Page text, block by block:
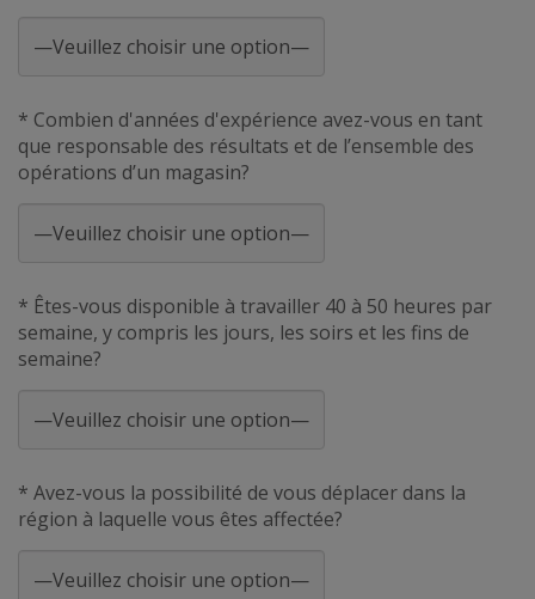
* Combien d'années d'expérience avez-vous en tant
que responsable des résultats et de l’ensemble des
opérations d’un magasin?
* Êtes-vous disponible à travailler 40 à 50 heures par
semaine, y compris les jours, les soirs et les fins de
semaine?
* Avez-vous la possibilité de vous déplacer dans la
région à laquelle vous êtes affectée?